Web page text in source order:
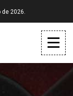
de 2026.